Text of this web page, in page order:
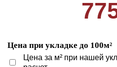
Цена при укладке до 100м²
Цена за м² при нашей